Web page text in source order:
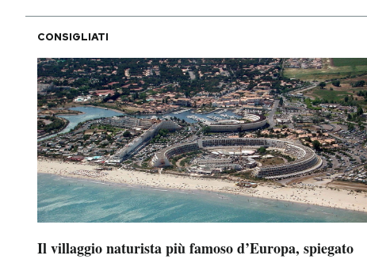
CONSIGLIATI
Il villaggio naturista più famoso d’Europa, spiegato